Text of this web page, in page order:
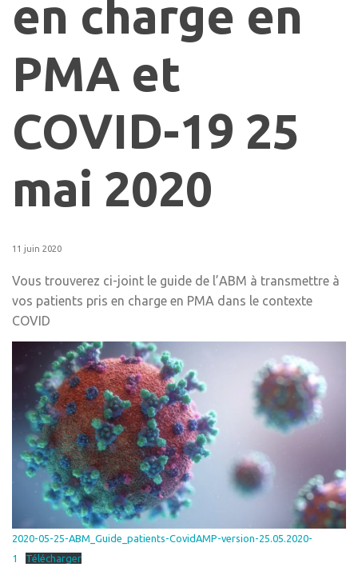
en charge en
PMA et
COVID-19 25
mai 2020
11 juin 2020
Vous trouverez ci-joint le guide de l’ABM à transmettre à
vos patients pris en charge en PMA dans le contexte
COVID
2020-05-25-ABM_Guide_patients-CovidAMP-version-25.05.2020-
1
Télécharger